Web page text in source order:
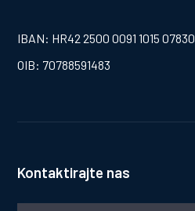
IBAN: HR42 2500 0091 1015 07830
OIB: 70788591483
Kontaktirajte nas